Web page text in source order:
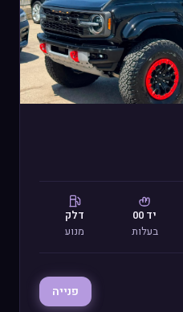
יד 00
בעלות
דלק
מנוע
פנייה